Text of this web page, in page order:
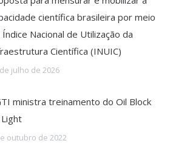
científica brasileira por meio
Nacional de Utilização da
Científica (INUIC)
julho de 2026
ministra treinamento do Oil Block
outubro de 2022